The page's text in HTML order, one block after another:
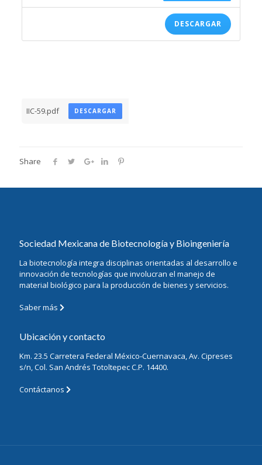
DESCARGAR
IIC-59.pdf DESCARGAR
Share
Sociedad Mexicana de Biotecnología y Bioingeniería
La biotecnología integra disciplinas orientadas al desarrollo e
innovación de tecnologías que involucran el manejo de
material biológico para la producción de bienes y servicios.
Saber más
Ubicación y contacto
Km. 23.5 Carretera Federal México-Cuernavaca, Av. Cipreses
s/n, Col. San Andrés Totoltepec C.P. 14400.
Contáctanos